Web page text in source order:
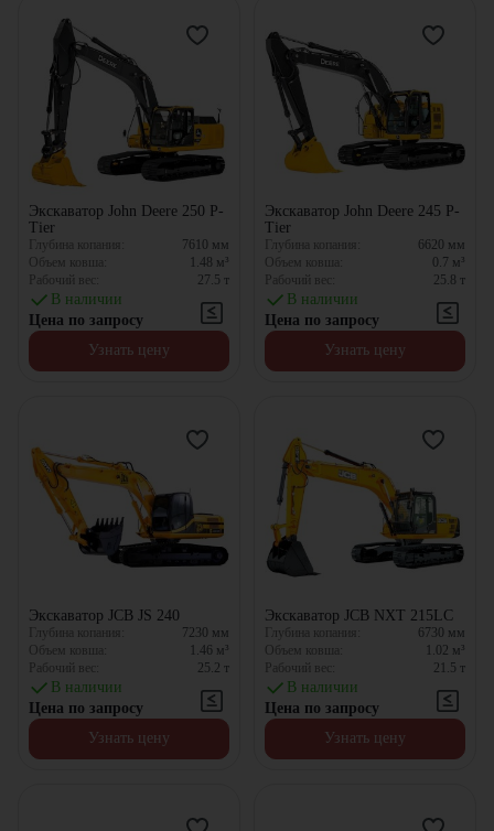
Экскаватор John Deere 250 P-
Tier
Глубина копания: 7610 мм
Объем ковша:
1.48 м³
Рабочий вес:
27.5 т
В наличии
Цена по запросу
Узнать цену
Экскаватор John Deere 245 P-
Tier
Глубина копания: 6620 мм
Объем ковша:
0.7 м³
Рабочий вес:
25.8 т
В наличии
Цена по запросу
Узнать цену
Экскаватор JCB JS 240
Глубина копания: 7230 мм
Объем ковша:
1.46 м³
Рабочий вес:
25.2 т
В наличии
Цена по запросу
Узнать цену
Экскаватор JCB NXT 215LC
Глубина копания: 6730 мм
Объем ковша:
1.02 м³
Рабочий вес:
21.5 т
В наличии
Цена по запросу
Узнать цену